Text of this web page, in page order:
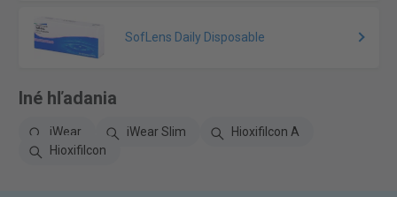
SofLens Daily Disposable
Iné hľadania
iWear iWear Slim
Hioxifilcon A
Hioxifilcon